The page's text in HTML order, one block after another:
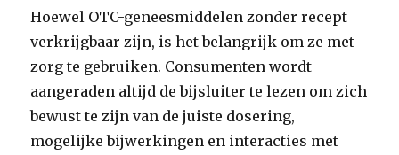
Hoewel OTC-geneesmiddelen zonder recept
verkrijgbaar zijn, is het belangrijk om ze met
zorg te gebruiken. Consumenten wordt
aangeraden altijd de bijsluiter te lezen om zich
bewust te zijn van de juiste dosering,
mogelijke bijwerkingen en interacties met